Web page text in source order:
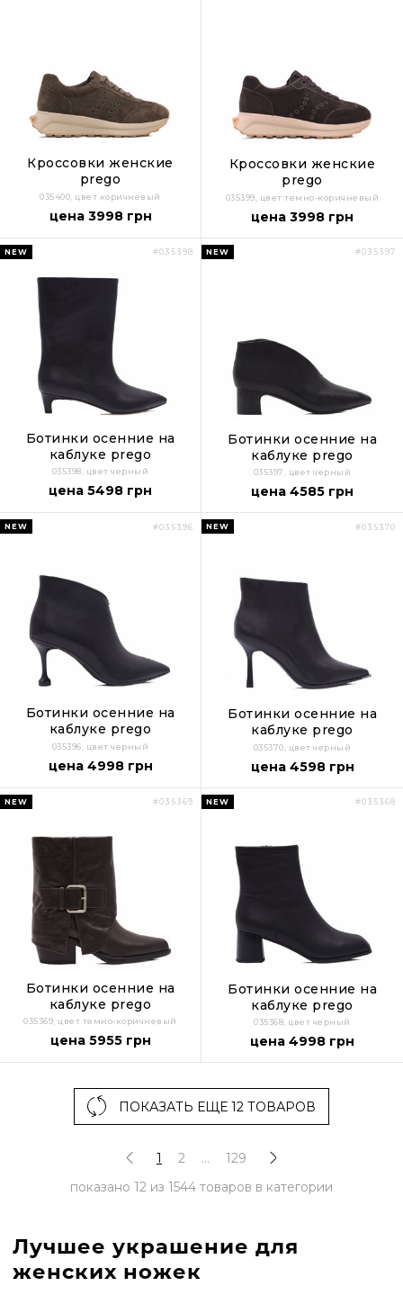
Лучшее украшение для
женских ножек
Кроссовки женские
prego
035400, цвет коричневый
цена 3998 грн
Кроссовки женские
prego
035399, цвет темно-коричневый
цена 3998 грн
#035398
NEW
Ботинки осенние на
каблуке prego
035398, цвет черный
цена 5498 грн
#035397
NEW
Ботинки осенние на
каблуке prego
035397, цвет черный
цена 4585 грн
#035396
NEW
Ботинки осенние на
каблуке prego
035396, цвет черный
цена 4998 грн
#035370
NEW
Ботинки осенние на
каблуке prego
035370, цвет черный
цена 4598 грн
#035369
NEW
Ботинки осенние на
каблуке prego
035369, цвет темно-коричневый
цена 5955 грн
#035368
NEW
Ботинки осенние на
каблуке prego
035368, цвет черный
цена 4998 грн
ПОКАЗАТЬ ЕЩЕ 12 ТОВАРОВ
1 2 ...
129
показано 12 из 1544 товаров в категории